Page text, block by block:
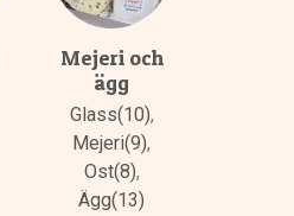
Mejeri och
ägg
Glass(10),
Mejeri(9),
Ost(8),
Ägg(13)